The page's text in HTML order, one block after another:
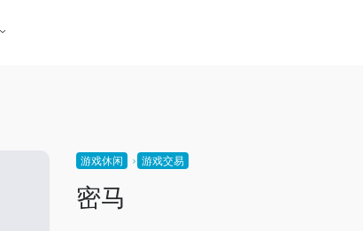
游戏休闲 游戏交易
密马